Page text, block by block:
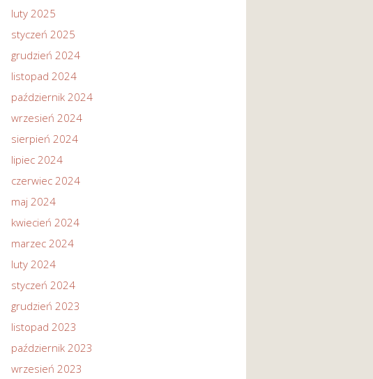
luty 2025
styczeń 2025
grudzień 2024
listopad 2024
październik 2024
wrzesień 2024
sierpień 2024
lipiec 2024
czerwiec 2024
maj 2024
kwiecień 2024
marzec 2024
luty 2024
styczeń 2024
grudzień 2023
listopad 2023
październik 2023
wrzesień 2023